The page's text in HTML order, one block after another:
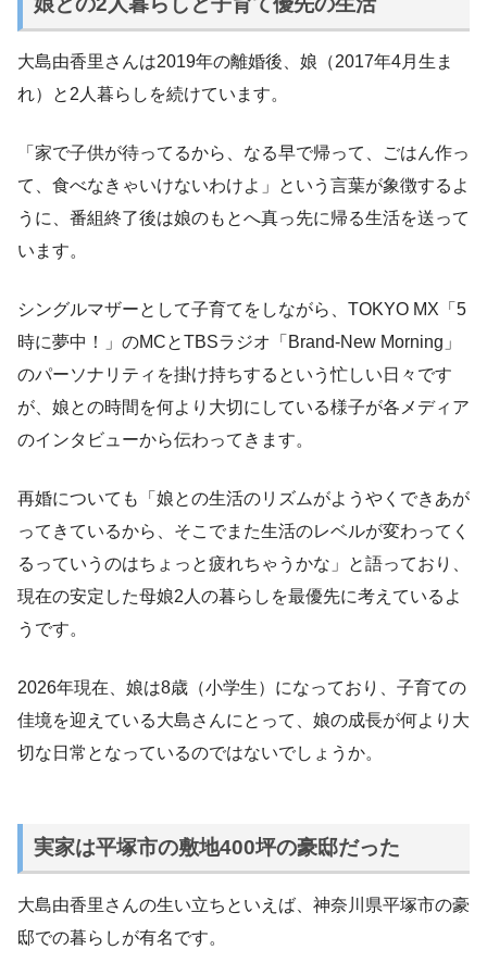
大島由香里さんは2019年の離婚後、娘（2017年4月生ま
れ）と2人暮らしを続けています。
「家で子供が待ってるから、なる早で帰って、ごはん作っ
て、食べなきゃいけないわけよ」という言葉が象徴するよ
うに、番組終了後は娘のもとへ真っ先に帰る生活を送って
います。
シングルマザーとして子育てをしながら、TOKYO MX「5
時に夢中！」のMCとTBSラジオ「Brand-New Morning」
のパーソナリティを掛け持ちするという忙しい日々です
が、娘との時間を何より大切にしている様子が各メディア
のインタビューから伝わってきます。
再婚についても「娘との生活のリズムがようやくできあが
ってきているから、そこでまた生活のレベルが変わってく
るっていうのはちょっと疲れちゃうかな」と語っており、
現在の安定した母娘2人の暮らしを最優先に考えているよ
うです。
2026年現在、娘は8歳（小学生）になっており、子育ての
佳境を迎えている大島さんにとって、娘の成長が何より大
切な日常となっているのではないでしょうか。
実家は平塚市の敷地400坪の豪邸だった
大島由香里さんの生い立ちといえば、神奈川県平塚市の豪
邸での暮らしが有名です。